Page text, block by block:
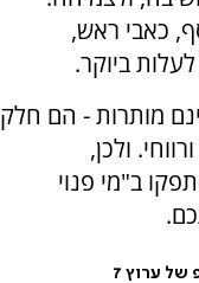
כאבי ראש,
ביוקר.
מותרות - הם חלק
ולכן,
ב"מי פנוי
ערוץ 7